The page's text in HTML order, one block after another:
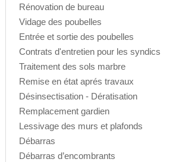
Rénovation de bureau
Vidage des poubelles
Entrée et sortie des poubelles
Contrats d'entretien pour les syndics
Traitement des sols marbre
Remise en état aprés travaux
Désinsectisation - Dératisation
Remplacement gardien
Lessivage des murs et plafonds
Débarras
Débarras d’encombrants